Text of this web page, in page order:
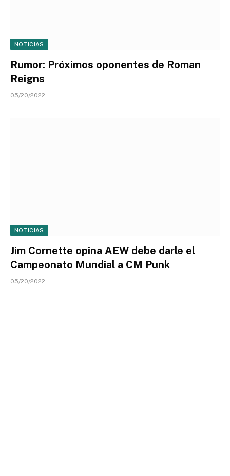
NOTICIAS
Rumor: Próximos oponentes de Roman
Reigns
05/20/2022
NOTICIAS
Jim Cornette opina AEW debe darle el
Campeonato Mundial a CM Punk
05/20/2022